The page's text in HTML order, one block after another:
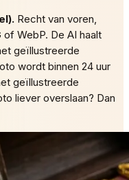
Recht van voren,
WebP. De AI haalt
geïllustreerde
wordt binnen 24 uur
geïllustreerde
liever overslaan? Dan